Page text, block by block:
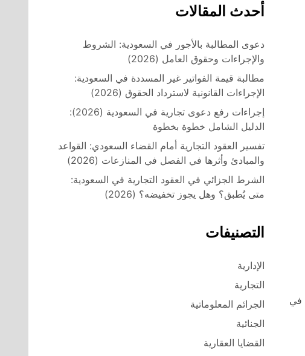
في
أحدث المقالات
دعوى المطالبة بالأجور في السعودية: الشروط
والإجراءات وحقوق العامل (2026)
مطالبة قيمة الفواتير غير المسددة في السعودية:
الإجراءات القانونية لاسترداد الحقوق (2026)
إجراءات رفع دعوى تجارية في السعودية (2026):
الدليل الشامل خطوة بخطوة
تفسير العقود التجارية أمام القضاء السعودي: القواعد
والمبادئ وأثرها في الفصل في المنازعات (2026)
الشرط الجزائي في العقود التجارية في السعودية:
متى يُطبق؟ وهل يجوز تخفيضه؟ (2026)
التصنيفات
الإدارية
التجارية
الجرائم المعلوماتية
الجنائية
القضايا العقارية